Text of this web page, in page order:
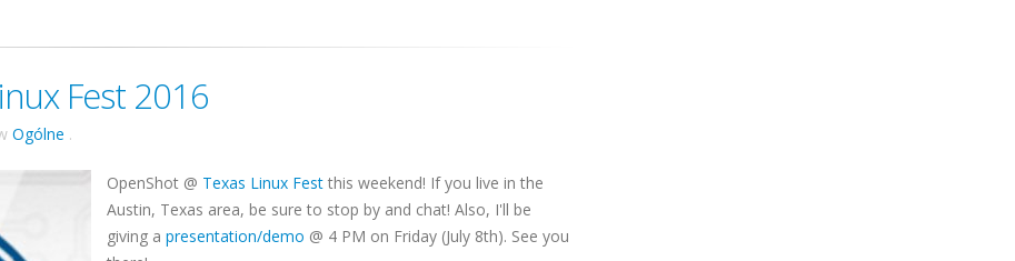
Fest 2016
Ogólne .
OpenShot @ Texas Linux Fest this weekend! If you live in the
Austin, Texas area, be sure to stop by and chat! Also, I'll be
giving a presentation/demo @ 4 PM on Friday (July 8th). See you